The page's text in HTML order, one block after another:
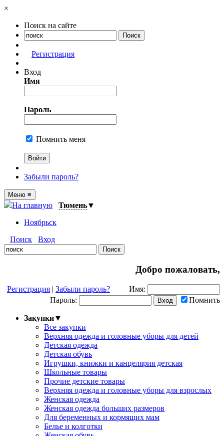
×
Поиск на сайте
Регистрация
Вход
Имя
Пароль
Помнить меня
Забыли пароль?
Меню ≡
На главную Тюмень▼
Ноябрьск
Поиск
Вход
Добро пожаловать,
Регистрация | Забыли пароль?
Имя:
Пароль:
Помнить
Закупки▼
Все закупки
Верхняя одежда и головные уборы для детей
Детская одежда
Детская обувь
Игрушки, книжки и канцелярия детская
Школьные товары
Прочие детские товары
Верхняя одежда и головные уборы для взрослых
Женская одежда
Женская одежда больших размеров
Для беременных и кормящих мам
Белье и колготки